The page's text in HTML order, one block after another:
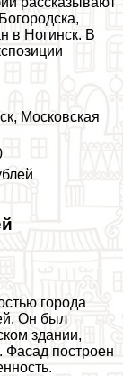
в Ногинск. В
Московская
города
Он был
здании,
построен